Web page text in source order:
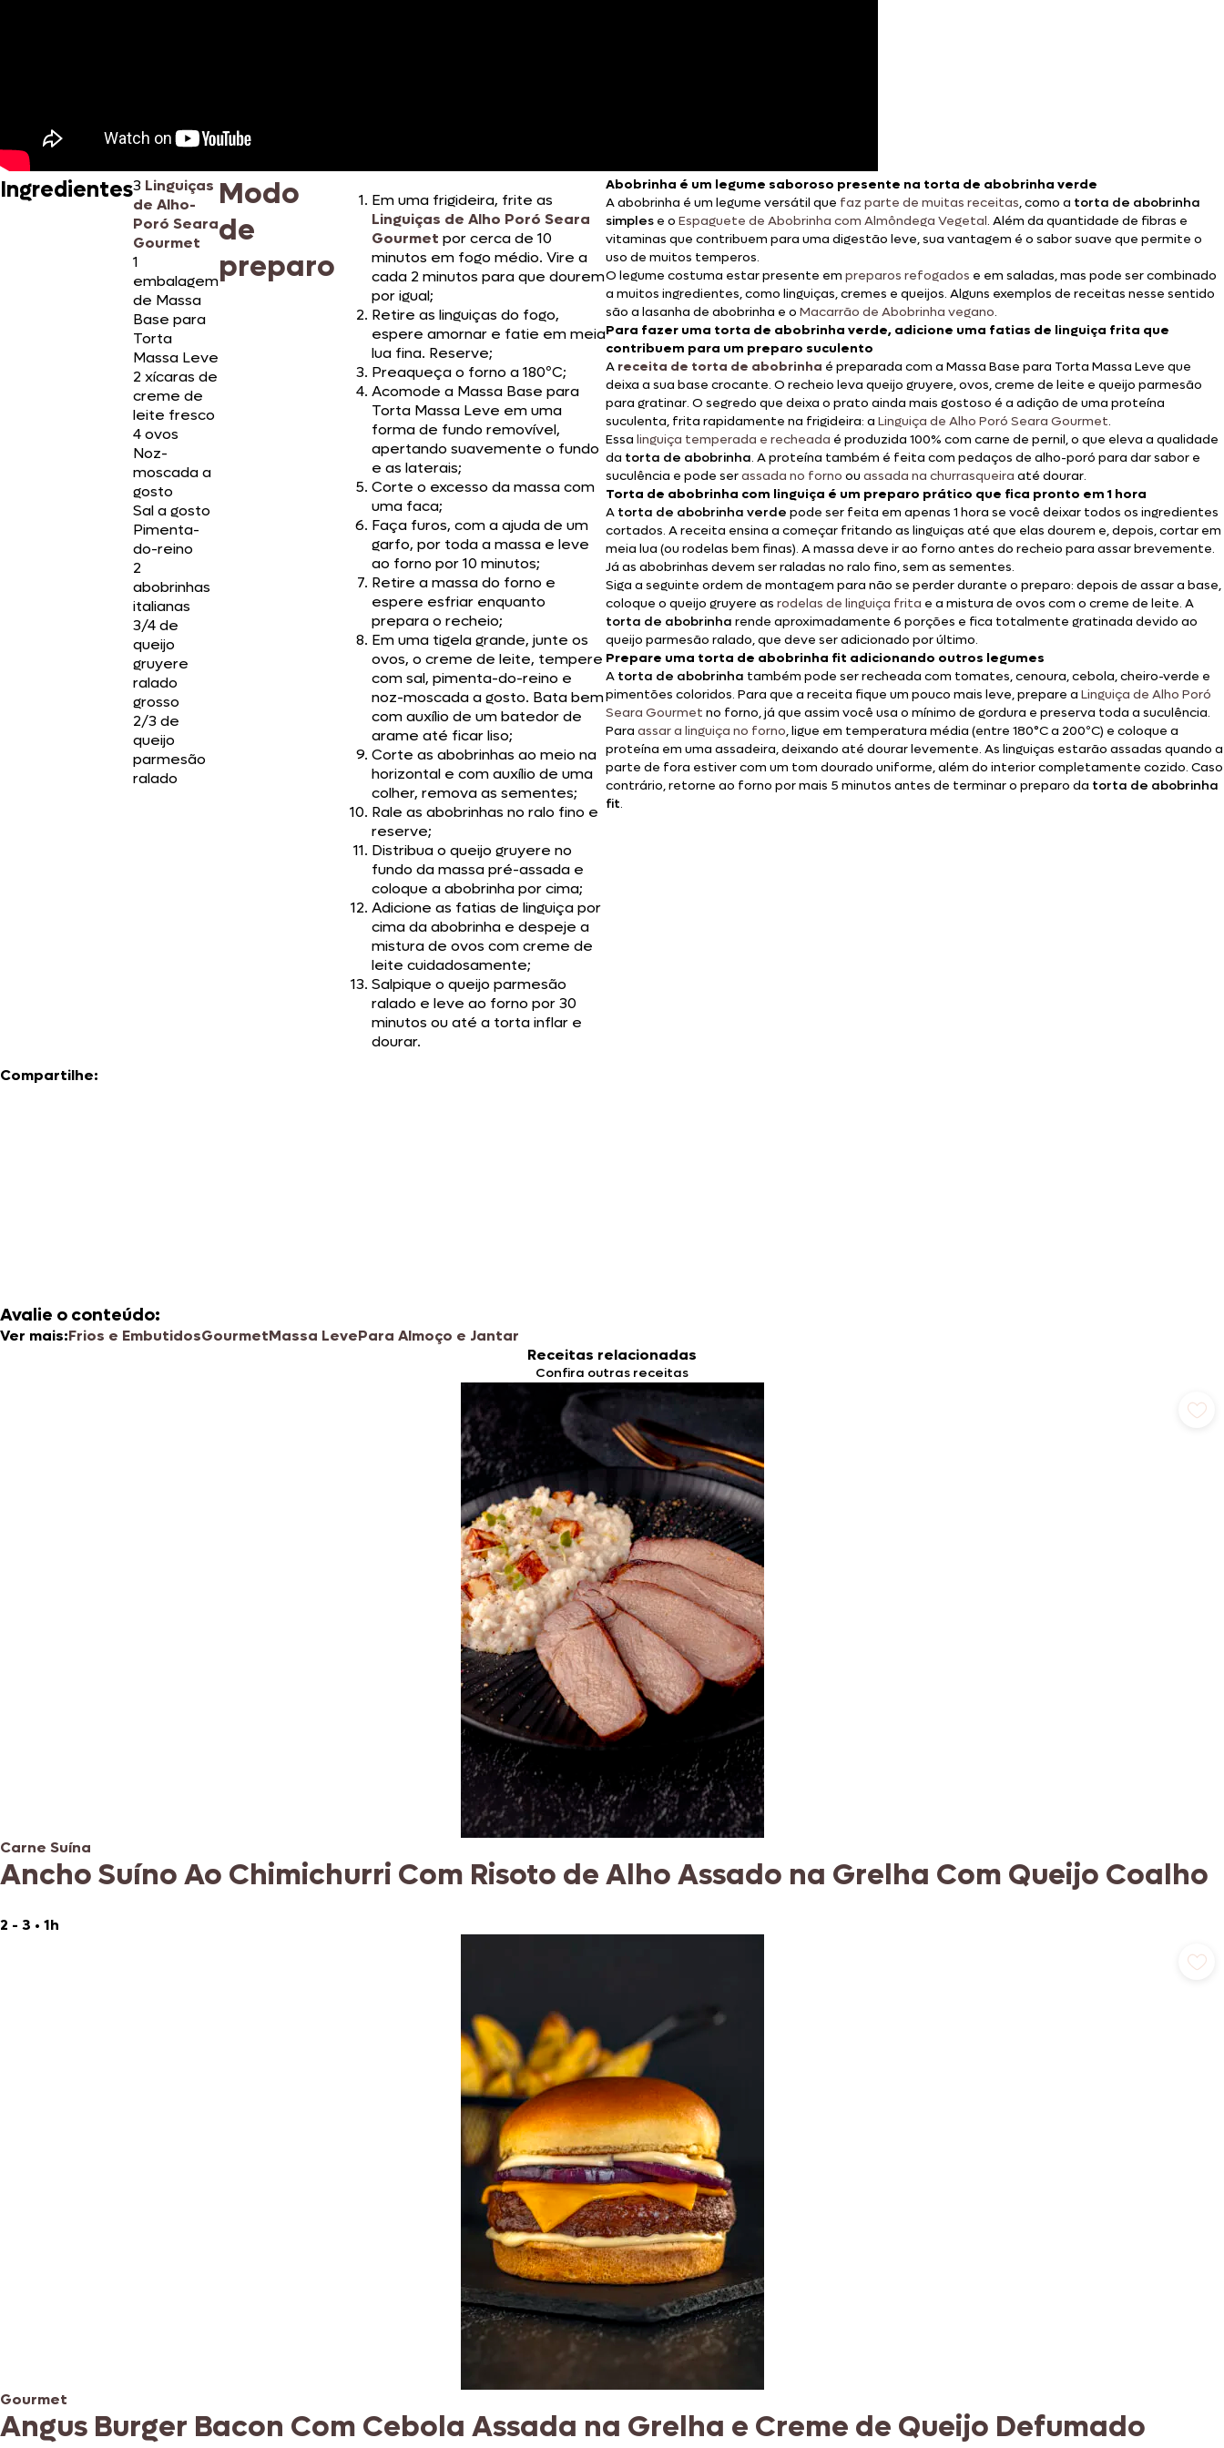
Ingredientes3 Linguiças
de Alho-
Poró Seara
Gourmet
1
embalagem
de Massa
Base para
Torta
Massa Leve
2 xícaras de
creme de
leite fresco
4 ovos
Noz-
moscada a
gosto
Sal a gosto
Pimenta-
do-reino
2
abobrinhas
italianas
3/4 de
queijo
gruyere
ralado
grosso
2/3 de
queijo
parmesão
ralado
Modo
de
preparo
Em uma frigideira, frite as
Linguiças de Alho Poró Seara
Gourmet por cerca de 10
minutos em fogo médio. Vire a
cada 2 minutos para que dourem
por igual;
Retire as linguiças do fogo,
espere amornar e fatie em meia
lua fina. Reserve;
Preaqueça o forno a 180ºC;
Acomode a Massa Base para
Torta Massa Leve em uma
forma de fundo removível,
apertando suavemente o fundo
e as laterais;
Corte o excesso da massa com
uma faca;
Faça furos, com a ajuda de um
garfo, por toda a massa e leve
ao forno por 10 minutos;
Retire a massa do forno e
espere esfriar enquanto
prepara o recheio;
Em uma tigela grande, junte os
ovos, o creme de leite, tempere
com sal, pimenta-do-reino e
noz-moscada a gosto. Bata bem
com auxílio de um batedor de
arame até ficar liso;
Corte as abobrinhas ao meio na
horizontal e com auxílio de uma
colher, remova as sementes;
Rale as abobrinhas no ralo fino e
reserve;
Distribua o queijo gruyere no
fundo da massa pré-assada e
coloque a abobrinha por cima;
Adicione as fatias de linguiça por
cima da abobrinha e despeje a
mistura de ovos com creme de
leite cuidadosamente;
Salpique o queijo parmesão
ralado e leve ao forno por 30
minutos ou até a torta inflar e
dourar.
Abobrinha é um legume saboroso presente na torta de abobrinha verde
A abobrinha é um legume versátil que faz parte de muitas receitas, como a torta de abobrinha
simples e oEspaguete de Abobrinha com Almôndega Vegetal. Além da quantidade de fibras e
vitaminas que contribuem para uma digestão leve, sua vantagem é o sabor suave que permite o
uso de muitos temperos.
O legume costuma estar presente empreparos refogados e em saladas, mas pode ser combinado
a muitos ingredientes, como linguiças, cremes e queijos. Alguns exemplos de receitas nesse sentido
são a lasanha de abobrinha e oMacarrão de Abobrinha vegano.
Para fazer uma torta de abobrinha verde, adicione uma fatias de linguiça frita que
contribuem para um preparo suculento
A receita de torta de abobrinha é preparada com a Massa Base para Torta Massa Leve que
deixa a sua base crocante. O recheio leva queijo gruyere, ovos, creme de leite e queijo parmesão
para gratinar. O segredo que deixa o prato ainda mais gostoso é a adição de uma proteína
suculenta, frita rapidamente na frigideira: aLinguiça de Alho Poró Seara Gourmet.
Essalinguiça temperada e recheada é produzida 100% com carne de pernil, o que eleva a qualidade
da torta de abobrinha. A proteína também é feita com pedaços de alho-poró para dar sabor e
suculência e pode serassada no forno ouassada na churrasqueira até dourar.
Torta de abobrinha com linguiça é um preparo prático que fica pronto em 1 hora
A torta de abobrinha verdepode ser feita em apenas 1 hora se você deixar todos os ingredientes
cortados. A receita ensina a começar fritando as linguiças até que elas dourem e, depois, cortar em
meia lua (ou rodelas bem finas). A massa deve ir ao forno antes do recheio para assar brevemente.
Já as abobrinhas devem ser raladas no ralo fino, sem as sementes.
Siga a seguinte ordem de montagem para não se perder durante o preparo: depois de assar a base,
coloque o queijo gruyere asrodelas de linguiça frita e a mistura de ovos com o creme de leite. A
torta de abobrinha rende aproximadamente 6 porções e fica totalmente gratinada devido ao
queijo parmesão ralado, que deve ser adicionado por último.
Prepare uma torta de abobrinha fit adicionando outros legumes
A torta de abobrinha também pode ser recheada com tomates, cenoura, cebola, cheiro-verde e
pimentões coloridos. Para que a receita fique um pouco mais leve, prepare aLinguiça de Alho Poró
Seara Gourmet no forno, já que assim você usa o mínimo de gordura e preserva toda a suculência.
Paraassar a linguiça no forno, ligue em temperatura média (entre 180°C a 200ºC) e coloque a
proteína em uma assadeira, deixando até dourar levemente. As linguiças estarão assadas quando a
parte de fora estiver com um tom dourado uniforme, além do interior completamente cozido. Caso
contrário, retorne ao forno por mais 5 minutos antes de terminar o preparo da torta de abobrinha
fit.
Compartilhe:
Avalie o conteúdo:
Ver mais:Frios e EmbutidosGourmetMassa LevePara Almoço e Jantar
Receitas relacionadas
Confira outras receitas
Carne Suína
Ancho Suíno Ao Chimichurri Com Risoto de Alho Assado na Grelha Com Queijo Coalho
2 - 3 • 1h
Gourmet
Angus Burger Bacon Com Cebola Assada na Grelha e Creme de Queijo Defumado